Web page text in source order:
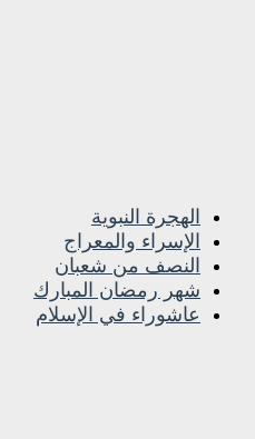
الهجرة النبوية
الإسراء والمعراج
النصف من شعبان
شهر رمضان المبارك
عاشوراء في الإسلام